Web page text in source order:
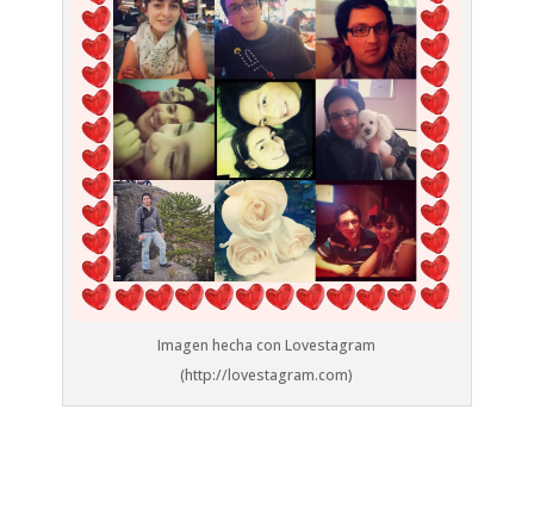
Imagen hecha con Lovestagram
(http://lovestagram.com)